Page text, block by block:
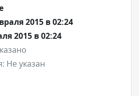
2015 в 02:24
2015 в 02:24
Не указан